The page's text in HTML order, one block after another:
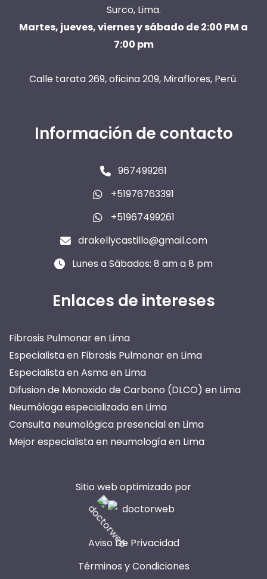
Surco, Lima.
Martes, jueves, viernes y sábado de 2:00 PM a
7:00 pm
Calle tarata 269, oficina 209, Miraflores, Perú.
Información de contacto
967499261
+51976763391
+51967499261
drakellycastillo@gmail.com
Lunes a Sábados: 8 am a 8 pm
Enlaces de intereses
Fibrosis Pulmonar en Lima
Especialista en Fibrosis Pulmonar en Lima
Especialista en Asma en Lima
Difusion de Monoxido de Carbono (DLCO) en Lima
Neumóloga especializada en Lima
Consulta neumológica presencial en Lima
Mejor especialista en neumología en Lima
Evaluación preoperatoria neumológica en Lima
Realización de espirometría simple en Perú
Test de reversibilidad en espirometría Lima
Estudio de curva flujo volumen en Lima
Pruebas de difusión de monóxido de carbono en Lima
Sitio web optimizado por
Aviso De Privacidad
Términos y Condiciones